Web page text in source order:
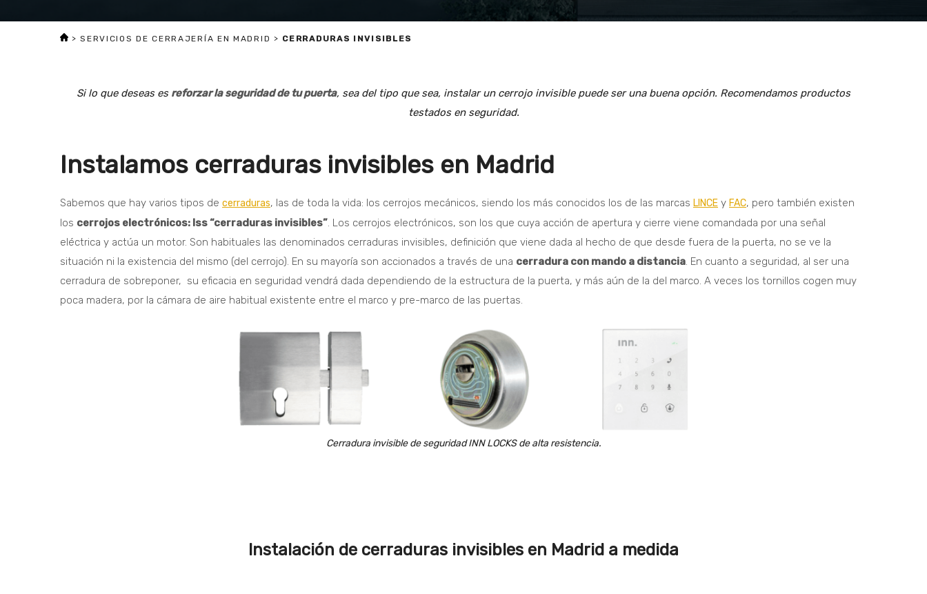
>SERVICIOS DE CERRAJERÍA EN MADRID > CERRADURAS INVISIBLES
Si lo que deseas es reforzar la seguridad de tu puerta, sea del tipo que sea, instalar un cerrojo invisible puede ser una buena opción. Recomendamos productos
testados en seguridad.
Instalamos cerraduras invisibles en Madrid
Sabemos que hay varios tipos de cerraduras, las de toda la vida: los cerrojos mecánicos, siendo los más conocidos los de las marcas LINCE y FAC, pero también existen
los cerrojos electrónicos: lss “cerraduras invisibles”. Los cerrojos electrónicos, son los que cuya acción de apertura y cierre viene comandada por una señal
eléctrica y actúa un motor. Son habituales las denominados cerraduras invisibles, definición que viene dada al hecho de que desde fuera de la puerta, no se ve la
situación ni la existencia del mismo (del cerrojo). En su mayoría son accionados a través de una cerradura con mando a distancia. En cuanto a seguridad, al ser una
cerradura de sobreponer, su eficacia en seguridad vendrá dada dependiendo de la estructura de la puerta, y más aún de la del marco. A veces los tornillos cogen muy
poca madera, por la cámara de aire habitual existente entre el marco y pre-marco de las puertas.
Cerradura invisible de seguridad INN LOCKS de alta resistencia.
Instalación de cerraduras invisibles en Madrid a medida